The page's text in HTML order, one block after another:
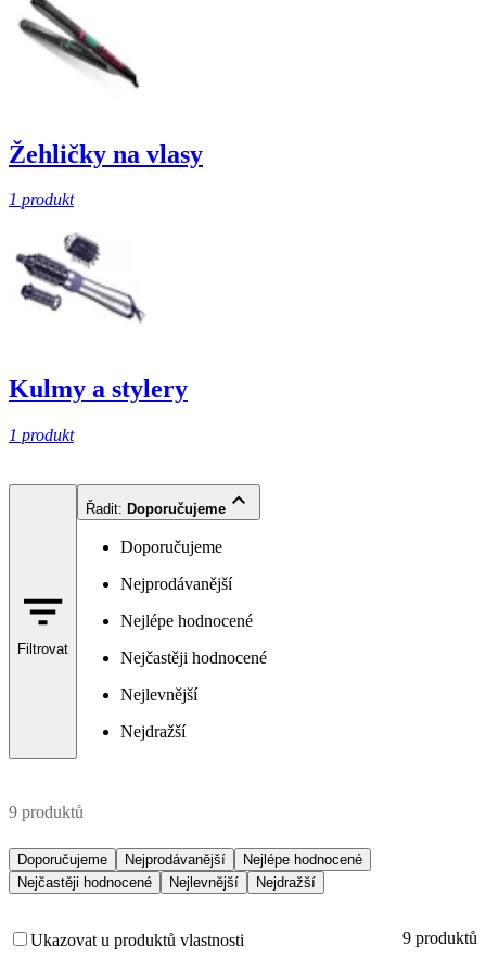
Žehličky na vlasy
1 produkt
Kulmy a stylery
1 produkt
Filtrovat
Řadit: Doporučujeme
Doporučujeme
Nejprodávanější
Nejlépe hodnocené
Nejčastěji hodnocené
Nejlevnější
Nejdražší
9 produktů
Doporučujeme Nejprodávanější
Nejlépe hodnocené
Nejčastěji hodnocené
Nejlevnější Nejdražší
Ukazovat u produktů vlastnosti 9 produktů